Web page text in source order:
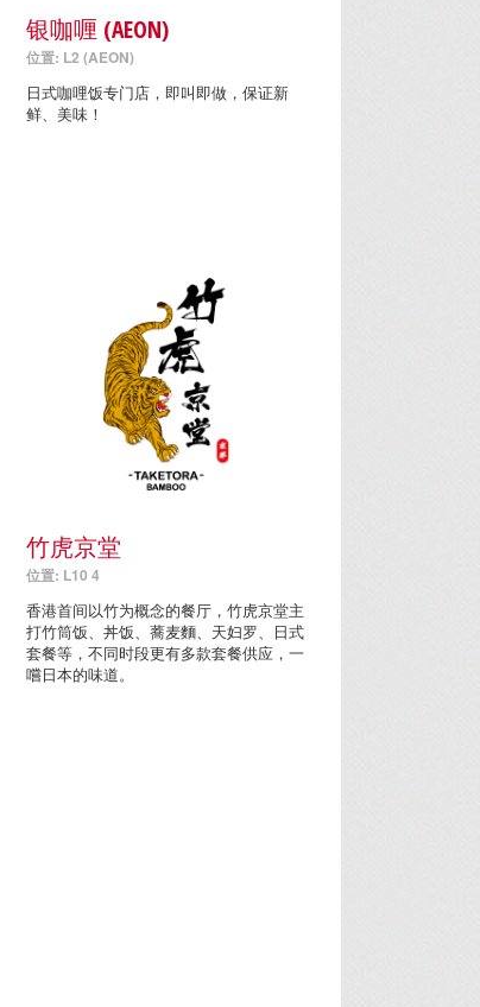
银咖喱 (AEON)
位置: L2 (AEON)
日式咖哩饭专门店，即叫即做，保证新
鲜、美味！
竹虎京堂
位置: L10 4
香港首间以竹为概念的餐厅，竹虎京堂主
打竹筒饭、丼饭、蕎麦麵、天妇罗、日式
套餐等，不同时段更有多款套餐供应，一
嚐日本的味道。